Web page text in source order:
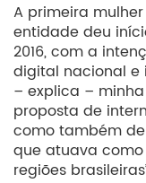
A primeira
entidade deu
2016, com a
digital nacional e
– explica –
proposta de
como também
que atuava
regiões